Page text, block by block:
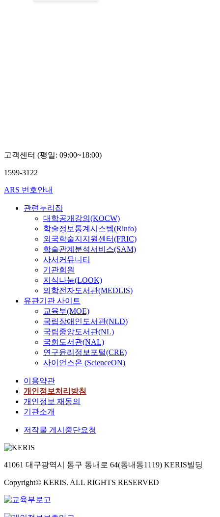
고객센터 (평일: 09:00~18:00)
1599-3122
ARS 번호안내
관련누리집
대학공개강의(KOCW)
학술정보통계시스템(Rinfo)
외국학술지지원센터(FRIC)
학술관계분석서비스(SAM)
사서커뮤니티
기관회원
지식나눔(LOOK)
의학전자도서관(MEDLIS)
유관기관 사이트
교육부(MOE)
국립장애인도서관(NLD)
국립중앙도서관(NL)
국회도서관(NAL)
연구윤리정보포털(CRE)
사이언스온 (ScienceON)
이용약관
개인정보처리방침
개인정보 재동의
기관소개
저작물 게시중단요청
41061 대구광역시 동구 동내로 64(동내동1119) KERIS빌딩
Copyright© KERIS. ALL RIGHTS RESERVED